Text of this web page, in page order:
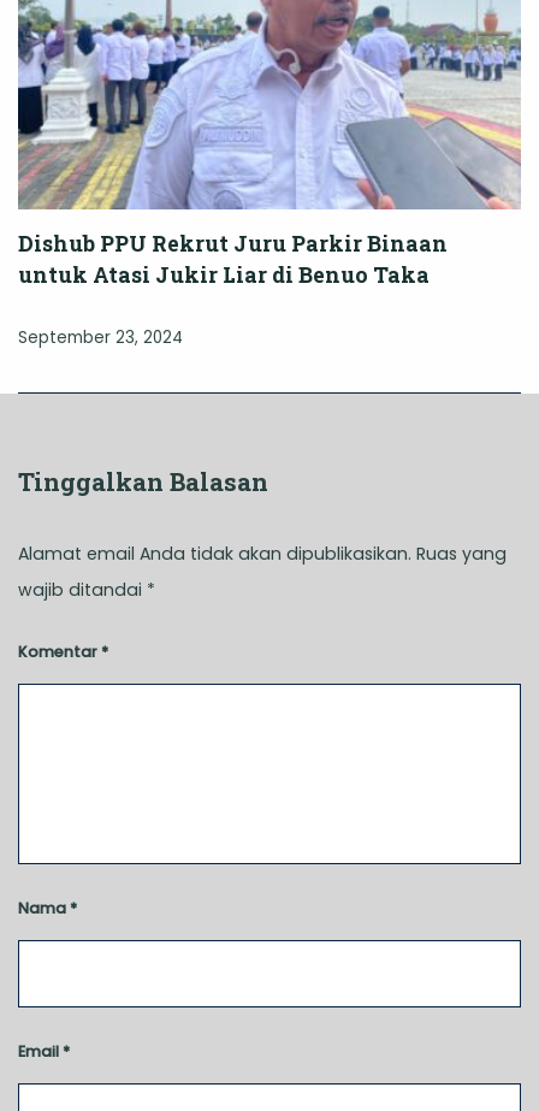
Dishub PPU Rekrut Juru Parkir Binaan
untuk Atasi Jukir Liar di Benuo Taka
September 23, 2024
Tinggalkan Balasan
Alamat email Anda tidak akan dipublikasikan. Ruas yang
wajib ditandai *
Komentar *
Nama *
Email *